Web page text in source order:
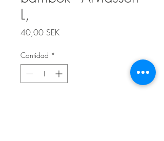
L,
40,00 SEKPrecio
Cantidad *